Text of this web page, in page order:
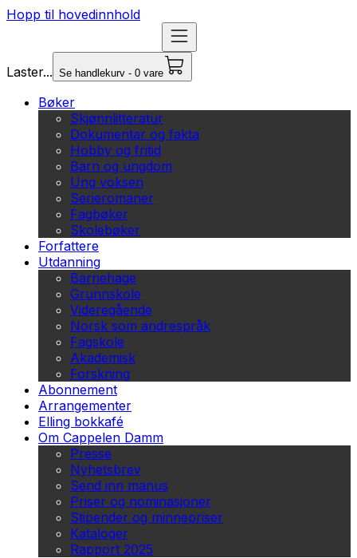
Hopp til hovedinnhold
Laster... Se handlekurv - 0 vare
Bøker
Skjønnlitteratur
Dokumentar og fakta
Hobby og fritid
Barn og ungdom
Ung voksen
Serieromaner
Fagbøker
Skolebøker
Forfattere
Utdanning
Barnehage
Grunnskole
Videregående
Norsk som andrespråk
Fagskole
Akademisk
Forskning
Abonnement
Arrangementer
Elling bokkafé
Om Cappelen Damm
Presse
Nyhetsbrev
Send inn manus
Priser og nominasjoner
Stipender og minnepriser
Kataloger
Rapport 2025